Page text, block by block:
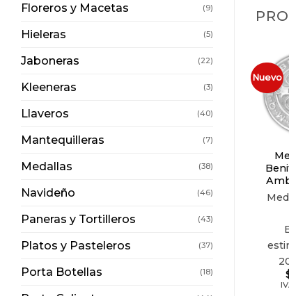
Floreros y Macetas (9)
Hieleras (5)
Jaboneras (22)
Kleeneras (3)
Llaveros (40)
Mantequilleras (7)
Medallas (38)
Navideño (46)
Paneras y Tortilleros (43)
Platos y Pasteleros (37)
Porta Botellas (18)
Nuevo